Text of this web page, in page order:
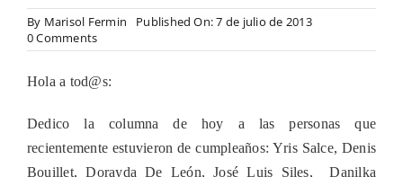
By Marisol Fermin
Published On: 7 de julio de 2013
0 Commentson
Beneficios
la
los
mecanismos
de
Hola a tod@s:
Dedico la columna de hoy a las personas que
recientemente estuvieron de cumpleaños: Yris Salce, Denis
Bouillet, Dorayda De León, José Luis Siles, Danilka